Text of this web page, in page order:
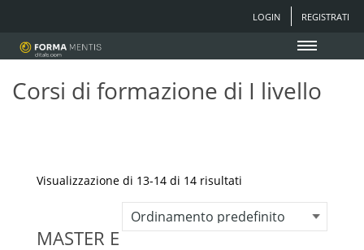
LOGIN REGISTRATI
Corsi di formazione di I livello
Visualizzazione di 13-14 di 14 risultati
MASTER E